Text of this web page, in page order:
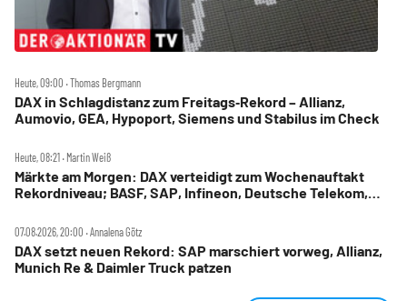
Heute, 09:00 ‧ Thomas Bergmann
DAX in Schlagdistanz zum Freitags‑Rekord – Allianz,
Aumovio, GEA, Hypoport, Siemens und Stabilus im Check
Heute, 08:21 ‧ Martin Weiß
Märkte am Morgen: DAX verteidigt zum Wochenauftakt
Rekordniveau; BASF, SAP, Infineon, Deutsche Telekom,
07.08.2026, 20:00 ‧ Annalena Götz
DAX setzt neuen Rekord: SAP marschiert vorweg, Allianz,
Munich Re & Daimler Truck patzen